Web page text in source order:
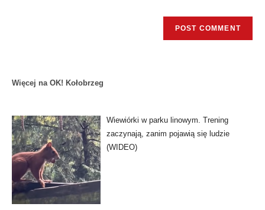
Więcej na OK! Kołobrzeg
Wiewiórki w parku linowym. Trening
zaczynają, zanim pojawią się ludzie
(WIDEO)